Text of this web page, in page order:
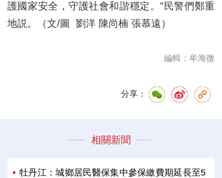
護國家安全，守護社會和諧穩定。”民警們鄭重
地説。（文/圖 劉洋 陳尚楠 張慕遠）
編輯：牟海微
分享：
相關新聞
牡丹江：城鄉居民醫保集中參保繳費期延長至5